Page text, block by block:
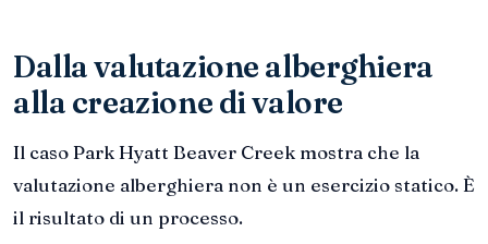
Dalla valutazione alberghiera
alla creazione di valore
Il caso Park Hyatt Beaver Creek mostra che la
valutazione alberghiera non è un esercizio statico. È
il risultato di un processo.